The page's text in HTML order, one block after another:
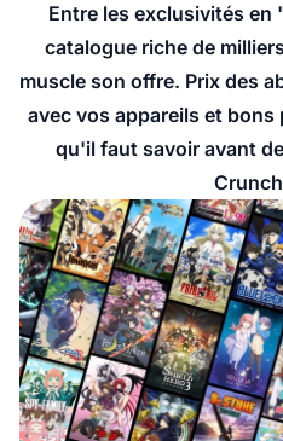
Entre les exclusivités en
catalogue riche de
muscle son offre. Prix des
avec vos appareils et
qu'il faut savoir avant